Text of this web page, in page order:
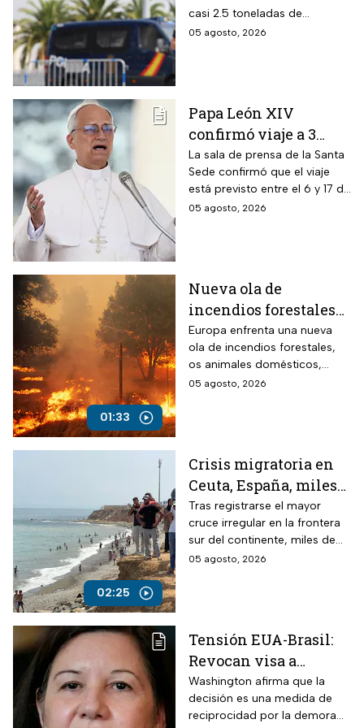
detienen a 13
personas
casi 2.5 toneladas de
metanfetaminas procedente
05 agosto, 2026
Papa León XIV
confirmó viaje a 3
países de
Latinoamérica
La sala de prensa de la Santa
Sede confirmó que el viaje
está previsto entre el 6 y 17 de
noviembre de este mismo
05 agosto, 2026
01:33
Nueva ola de
incendios forestales
en Europa; los
animales son los más
vulnerables
Europa enfrenta una nueva
ola de incendios forestales,
os animales domésticos,
silvestres y de granja son las
05 agosto, 2026
02:25
Crisis migratoria en
Ceuta, España, miles
continúan varados en
playas
Tras registrarse el mayor
cruce irregular en la frontera
sur del continente, miles de
personas regresaron a
05 agosto, 2026
Tensión EUA-Brasil:
Revocan visa a
embajadora Maria
Luiza Ribeiro Viotti
Washington afirma que la
decisión es una medida de
reciprocidad por la demora